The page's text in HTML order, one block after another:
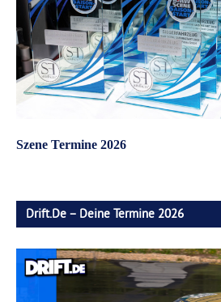
Szene Termine 2026
Drift.de – Deine Termine 2026